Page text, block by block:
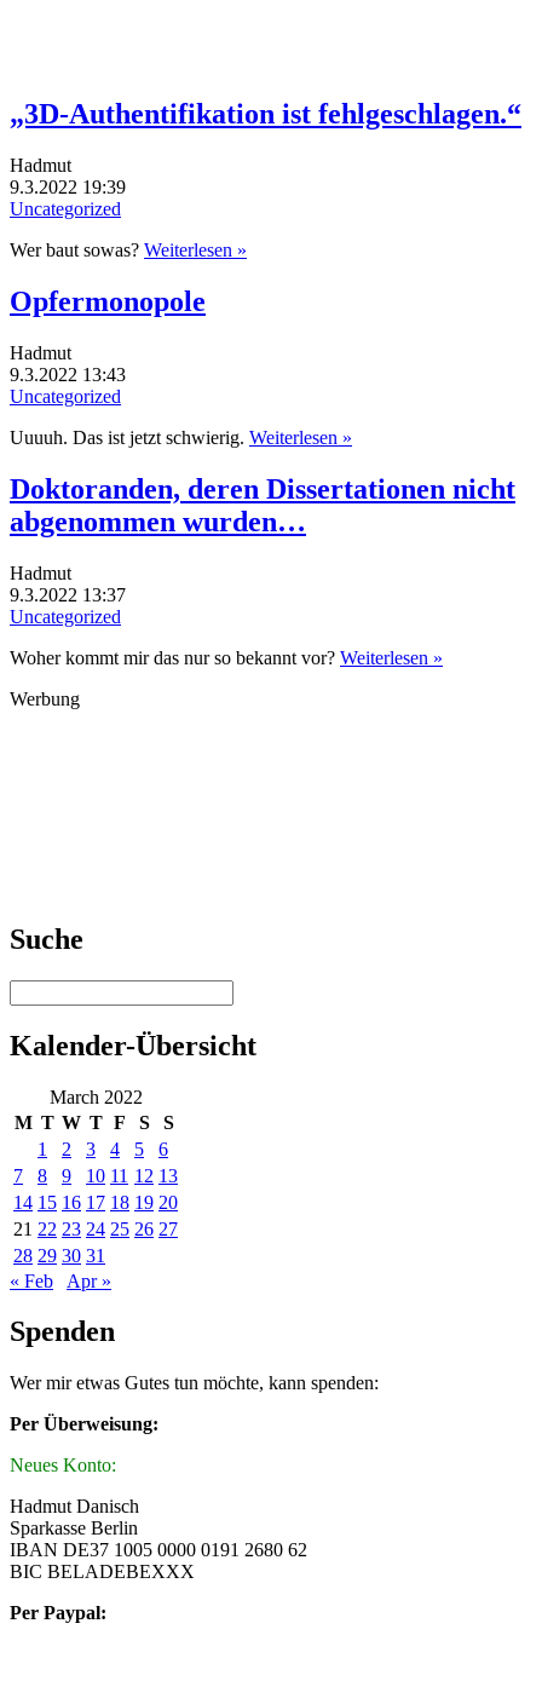
„3D-Authentifikation ist fehlgeschlagen.“
Hadmut
9.3.2022 19:39
Uncategorized
Wer baut sowas? Weiterlesen »
Opfermonopole
Hadmut
9.3.2022 13:43
Uncategorized
Uuuuh. Das ist jetzt schwierig. Weiterlesen »
Doktoranden, deren Dissertationen nicht
abgenommen wurden…
Hadmut
9.3.2022 13:37
Uncategorized
Woher kommt mir das nur so bekannt vor? Weiterlesen »
Werbung
Suche
Kalender-Übersicht
March 2022
M T W T F S
S
1
2 3 4 5
6
7
8 9 10 11 12 13
14 15 16 17 18 19 20
21 22 23 24 25 26 27
28 29 30 31
« Feb
Apr »
Spenden
Wer mir etwas Gutes tun möchte, kann spenden:
Per Überweisung:
Neues Konto:
Hadmut Danisch
Sparkasse Berlin
IBAN DE37 1005 0000 0191 2680 62
BIC BELADEBEXXX
Per Paypal: